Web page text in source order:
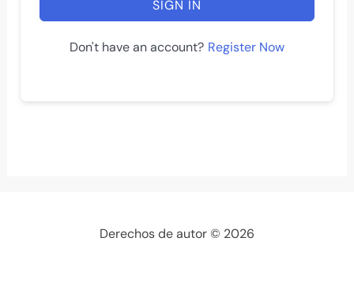
SIGN IN
Don't have an account? Register Now
Derechos de autor © 2026